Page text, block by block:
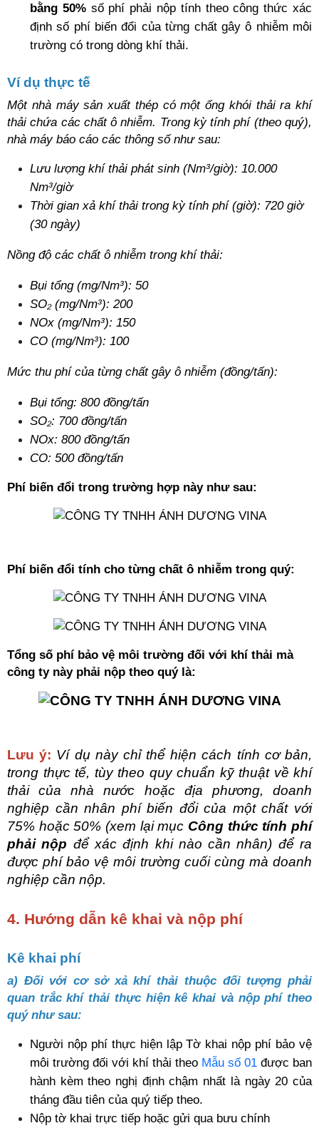
bằng 50% số phí phải nộp tính theo công thức xác
định số phí biến đổi của từng chất gây ô nhiễm môi
trường có trong dòng khí thải.
Ví dụ thực tế
Một nhà máy sản xuất thép có một ống khói thải ra khí
thải chứa các chất ô nhiễm. Trong kỳ tính phí (theo quý),
nhà máy báo cáo các thông số như sau:
Lưu lượng khí thải phát sinh (Nm³/giờ): 10.000
Nm³/giờ
Thời gian xả khí thải trong kỳ tính phí (giờ): 720 giờ
(30 ngày)
Nồng độ các chất ô nhiễm trong khí thải:
Bụi tổng (mg/Nm³): 50
SO₂ (mg/Nm³): 200
NOx (mg/Nm³): 150
CO (mg/Nm³): 100
Mức thu phí của từng chất gây ô nhiễm (đồng/tấn):
Bụi tổng: 800 đồng/tấn
SO₂: 700 đồng/tấn
NOx: 800 đồng/tấn
CO: 500 đồng/tấn
Phí biến đổi trong trường hợp này như sau:
Phí biến đổi tính cho từng chất ô nhiễm trong quý:
Tổng số phí bảo vệ môi trường đối với khí thải mà
công ty này phải nộp theo quý là:
Lưu ý: Ví dụ này chỉ thể hiện cách tính cơ bản,
trong thực tế, tùy theo quy chuẩn kỹ thuật về khí
thải của nhà nước hoặc địa phương, doanh
nghiệp cần nhân phí biến đổi của một chất với
75% hoặc 50% (xem lại mục Công thức tính phí
phải nộp để xác định khi nào cần nhân) để ra
được phí bảo vệ môi trường cuối cùng mà doanh
nghiệp cần nộp.
4. Hướng dẫn kê khai và nộp phí
Kê khai phí
a) Đối với cơ sở xả khí thải thuộc đối tượng phải
quan trắc khí thải thực hiện kê khai và nộp phí theo
quý như sau:
Người nộp phí thực hiện lập Tờ khai nộp phí bảo vệ
môi trường đối với khí thải theo Mẫu số 01 được ban
hành kèm theo nghị định chậm nhất là ngày 20 của
tháng đầu tiên của quý tiếp theo.
Nộp tờ khai trực tiếp hoặc gửi qua bưu chính